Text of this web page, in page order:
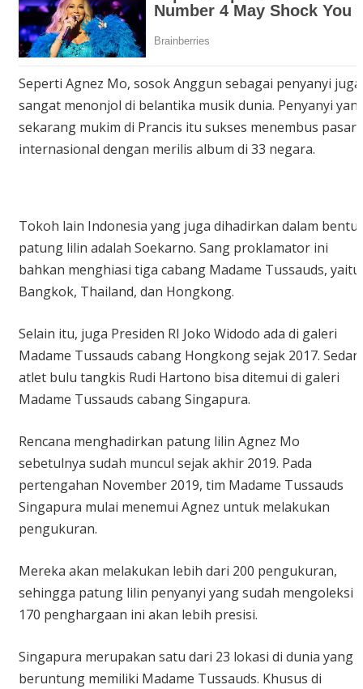
Seperti Agnez Mo, sosok Anggun sebagai penyanyi juga
sangat menonjol di belantika musik dunia. Penyanyi
sekarang mukim di Prancis itu sukses menembus pasar
internasional dengan merilis album di 33 negara.
Tokoh lain Indonesia yang juga dihadirkan dalam
patung lilin adalah Soekarno. Sang proklamator ini
bahkan menghiasi tiga cabang Madame Tussauds, yaitu
Bangkok, Thailand, dan Hongkong.
Selain itu, juga Presiden RI Joko Widodo ada di galeri
Madame Tussauds cabang Hongkong sejak 2017.
atlet bulu tangkis Rudi Hartono bisa ditemui di galeri
Madame Tussauds cabang Singapura.
Rencana menghadirkan patung lilin Agnez Mo
sebetulnya sudah muncul sejak akhir 2019. Pada
pertengahan November 2019, tim Madame Tussauds
Singapura mulai menemui Agnez untuk melakukan
pengukuran.
Mereka akan melakukan lebih dari 200 pengukuran,
sehingga patung lilin penyanyi yang sudah mengoleksi
170 penghargaan ini akan lebih presisi.
Singapura merupakan satu dari 23 lokasi di dunia yang
beruntung memiliki Madame Tussauds. Khusus di